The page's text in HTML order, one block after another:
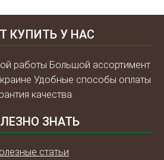
КУПИТЬ У НАС
работы Большой ассортимент
Удобные способы оплаты
качества
ЗНАТЬ
статьи